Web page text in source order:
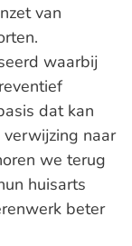
van
waarbij
dat kan
naar
we terug
huisarts
beter